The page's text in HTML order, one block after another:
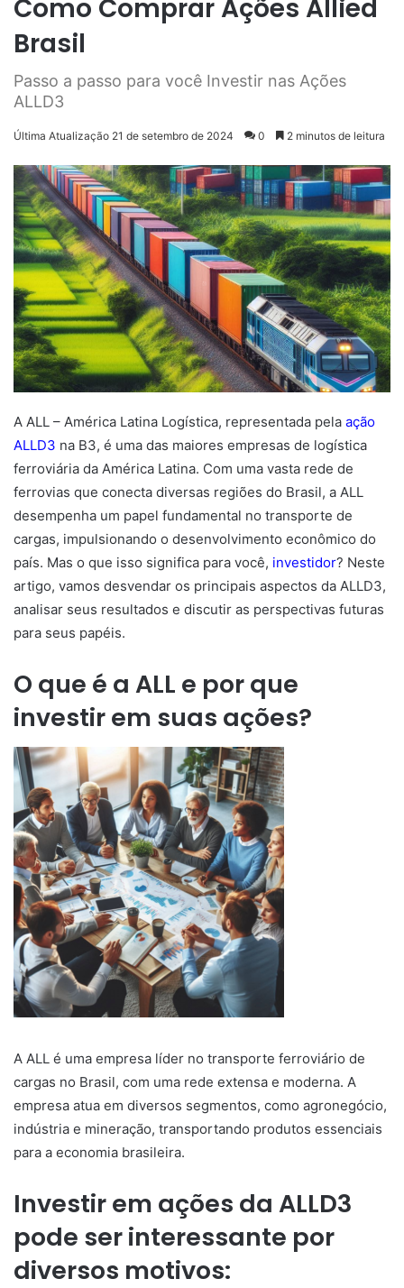
Como Comprar Ações Allied
Brasil
Passo a passo para você Investir nas Ações
ALLD3
Última Atualização 21 de setembro de 2024 0 2 minutos de leitura
A ALL – América Latina Logística, representada pela ação
ALLD3 na B3, é uma das maiores empresas de logística
ferroviária da América Latina. Com uma vasta rede de
ferrovias que conecta diversas regiões do Brasil, a ALL
desempenha um papel fundamental no transporte de
cargas, impulsionando o desenvolvimento econômico do
país. Mas o que isso significa para você, investidor? Neste
artigo, vamos desvendar os principais aspectos da ALLD3,
analisar seus resultados e discutir as perspectivas futuras
para seus papéis.
O que é a ALL e por que
investir em suas ações?
A ALL é uma empresa líder no transporte ferroviário de
cargas no Brasil, com uma rede extensa e moderna. A
empresa atua em diversos segmentos, como agronegócio,
indústria e mineração, transportando produtos essenciais
para a economia brasileira.
Investir em ações da ALLD3
pode ser interessante por
diversos motivos: